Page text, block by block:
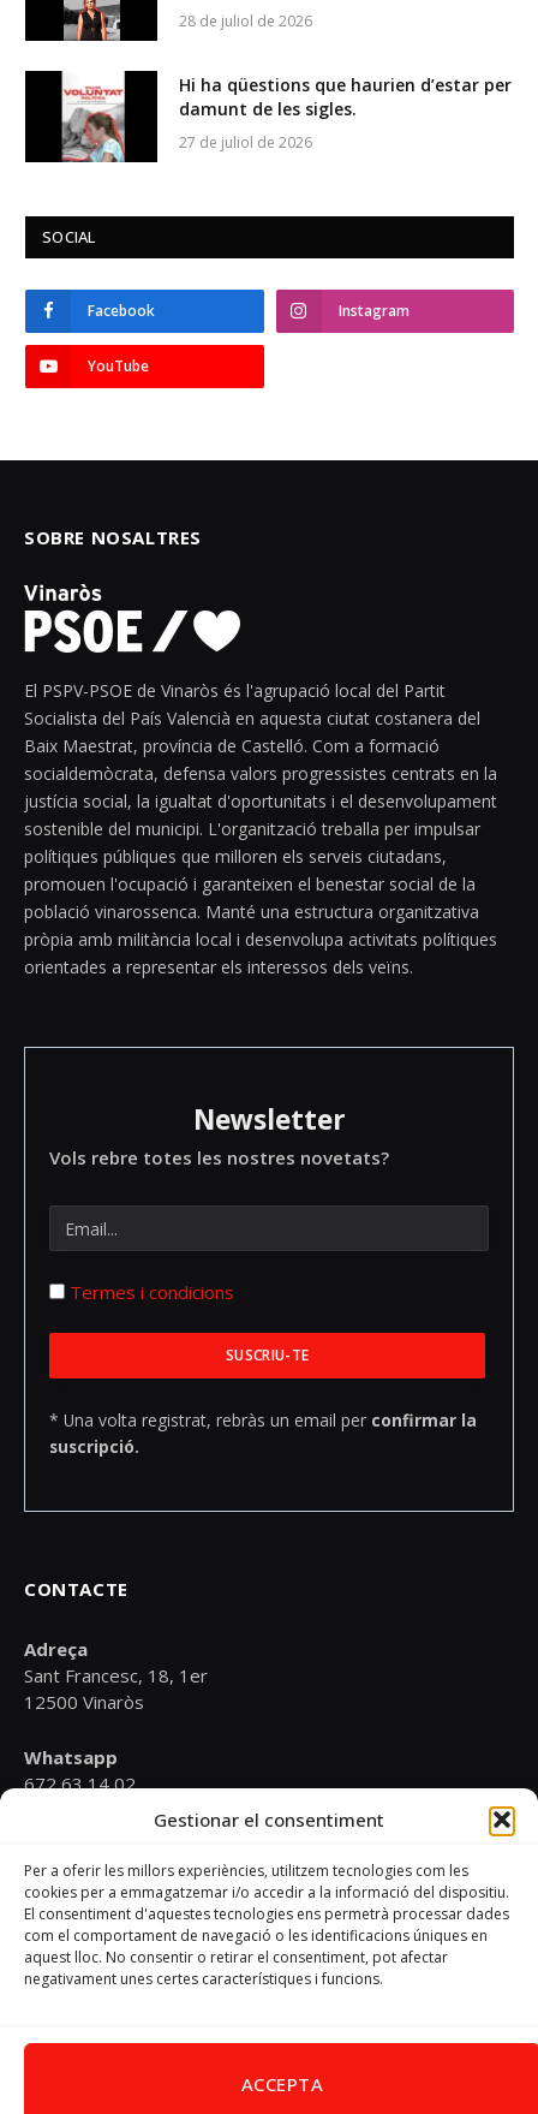
Gestionar el consentiment
Per a oferir les millors experiències, utilitzem tecnologies com les
cookies per a emmagatzemar i/o accedir a la informació del dispositiu.
El consentiment d'aquestes tecnologies ens permetrà processar dades
com el comportament de navegació o les identificacions úniques en
aquest lloc. No consentir o retirar el consentiment, pot afectar
negativament unes certes característiques i funcions.
ACCEPTA
28 de juliol de 2026
Hi ha qüestions que haurien d’estar per
damunt de les sigles.
27 de juliol de 2026
SOCIAL
Facebook Instagram
YouTube
SOBRE NOSALTRES
El PSPV-PSOE de Vinaròs és l'agrupació local del Partit
Socialista del País Valencià en aquesta ciutat costanera del
Baix Maestrat, província de Castelló. Com a formació
socialdemòcrata, defensa valors progressistes centrats en la
justícia social, la igualtat d'oportunitats i el desenvolupament
sostenible del municipi. L'organització treballa per impulsar
polítiques públiques que milloren els serveis ciutadans,
promouen l'ocupació i garanteixen el benestar social de la
població vinarossenca. Manté una estructura organitzativa
pròpia amb militància local i desenvolupa activitats polítiques
orientades a representar els interessos dels veïns.
Newsletter
Vols rebre totes les nostres novetats?
Termes i condicions
* Una volta registrat, rebràs un email per confirmar la
suscripció.
CONTACTE
Adreça
Sant Francesc, 18, 1er
12500 Vinaròs
Whatsapp
672 63 14 02
psoevinaros@gmail.com
Horari
Dilluns de 19:00 a 20:30 h